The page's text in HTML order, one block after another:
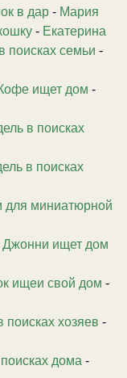
в дар - Мария
- Екатерина
поисках семьи -
ищет дом -
в поисках
в поисках
для миниатюрной
ищет дом
ищеи свой дом -
поисках хозяев -
дома -